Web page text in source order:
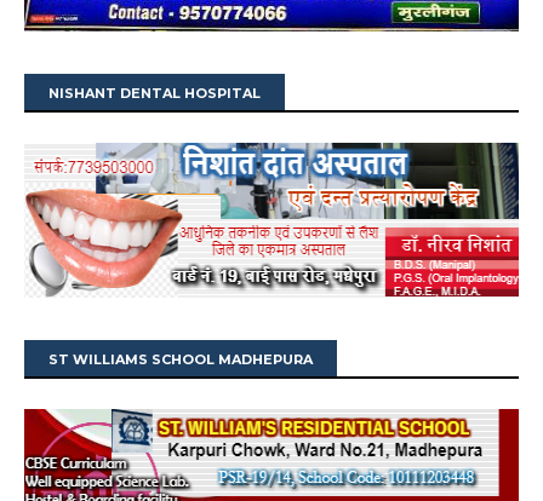
NISHANT DENTAL HOSPITAL
ST WILLIAMS SCHOOL MADHEPURA